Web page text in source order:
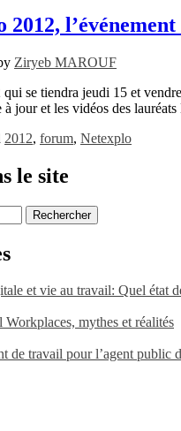
Ziryeb MAROUF
se tiendra jeudi 15 et
jour et les vidéos des
2012, forum, Netexplo
le site
et vie au travail: Quel état
mythes et réalités
de travail pour l’agent